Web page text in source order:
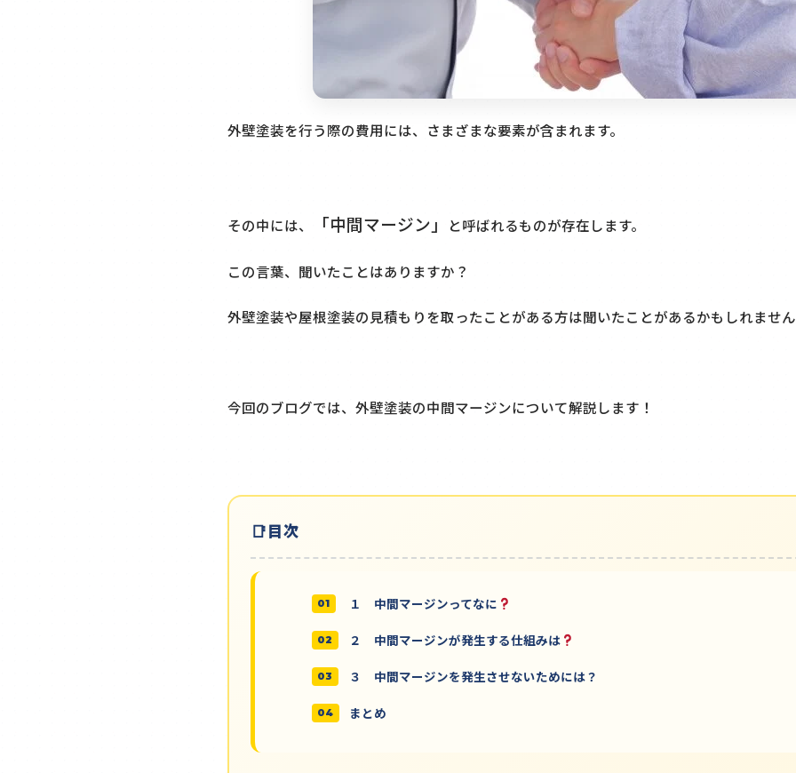
外壁塗装を行う際の費用には、さまざまな要素が含まれます。
その中には、 「中間マージン」 と呼ばれるものが存在します。
この言葉、聞いたことはありますか？
外壁塗装や屋根塗装の見積もりを取ったことがある方は聞いたことがあるかもしれません
今回のブログでは、外壁塗装の中間マージンについて解説します！
目次
１ 中間マージンってなに
２ 中間マージンが発生する仕組みは
３ 中間マージンを発生させないためには？
まとめ